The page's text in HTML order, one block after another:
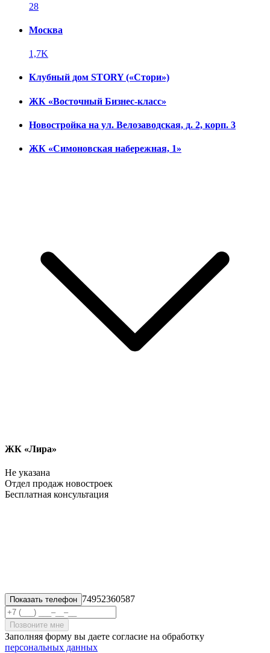
28
Москва
1,7K
Клубный дом STORY («Стори»)
ЖК «Восточный Бизнес-класс»
Новостройка на ул. Велозаводская, д. 2, корп. 3
ЖК «Симоновская набережная, 1»
ЖК «Лира»
Не указана
Отдел продаж новостроек
Бесплатная консультация
Показать телефон 74952360587
Позвоните мне
Заполняя форму вы даете согласие на обработку
персональных данных